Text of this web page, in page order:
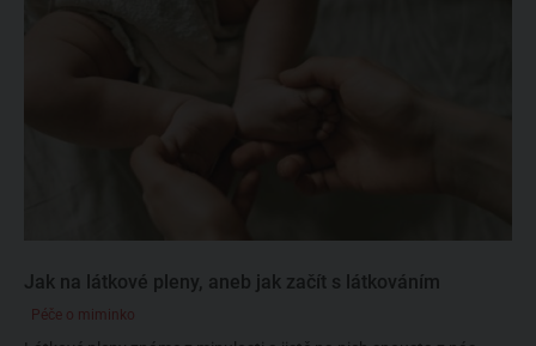
Jak na látkové pleny, aneb jak začít s látkováním
Péče o miminko